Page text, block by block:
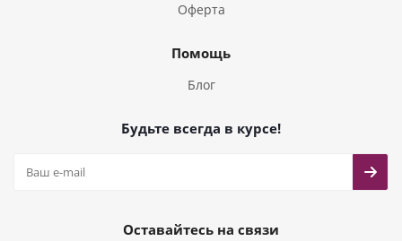
Оферта
Помощь
Блог
Будьте всегда в курсе!
Оставайтесь на связи